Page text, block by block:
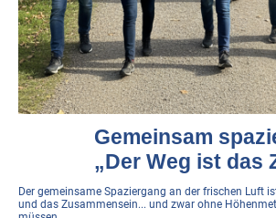
Gemeinsam
„Der Weg ist das
Der gemeinsame Spaziergang an der frischen Luft
und das Zusammensein... und zwar ohne